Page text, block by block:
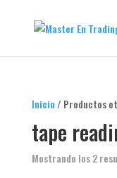
Inicio / Productos
tape
Mostrando los 2